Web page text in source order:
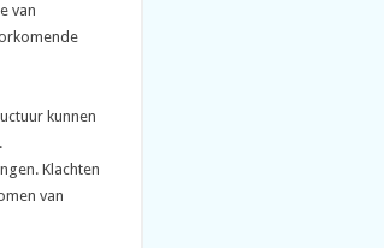
van
kunnen
Klachten
van